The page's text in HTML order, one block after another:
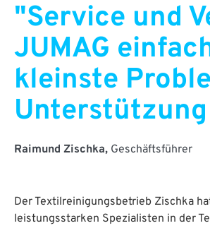
"Service und
JUMAG
kleinste
Raimund Zischka, Geschäftsführer
Der Textilreinigungsbetrieb Zischka
leistungsstarken Spezialisten in der